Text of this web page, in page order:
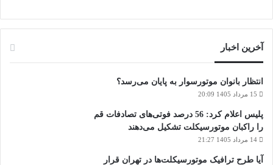
آخرین اخبار
انتظار بانوان موتورسوار به پایان می‌رسد؟
15 مرداد 1405 20:09
پلیس اعلام کرد: 56 درصد فوتی‌های تصادفات قم
را راکبان موتورسیکلت تشکیل می‌دهند
14 مرداد 1405 21:27
آیا طرح ترافیک موتورسیکلت‌ها در تهران قرار